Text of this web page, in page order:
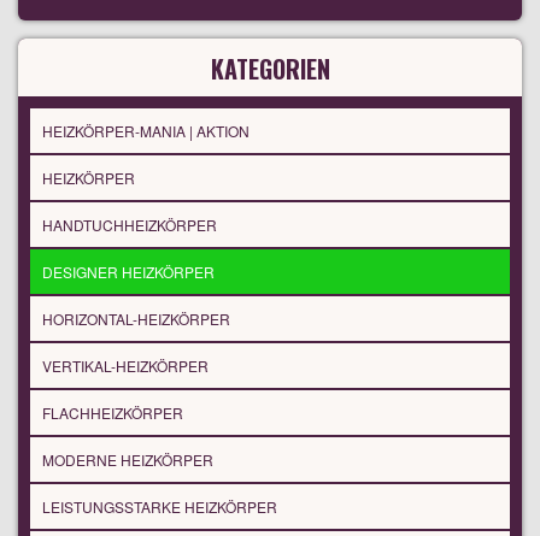
KATEGORIEN
HEIZKÖRPER-MANIA | AKTION
HEIZKÖRPER
HANDTUCHHEIZKÖRPER
DESIGNER HEIZKÖRPER
HORIZONTAL-HEIZKÖRPER
VERTIKAL-HEIZKÖRPER
FLACHHEIZKÖRPER
MODERNE HEIZKÖRPER
LEISTUNGSSTARKE HEIZKÖRPER